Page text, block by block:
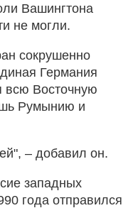
Вашингтона
не могли.
сокрушенно
Германия
всю Восточную
Румынию и
– добавил он.
западных
года отправился